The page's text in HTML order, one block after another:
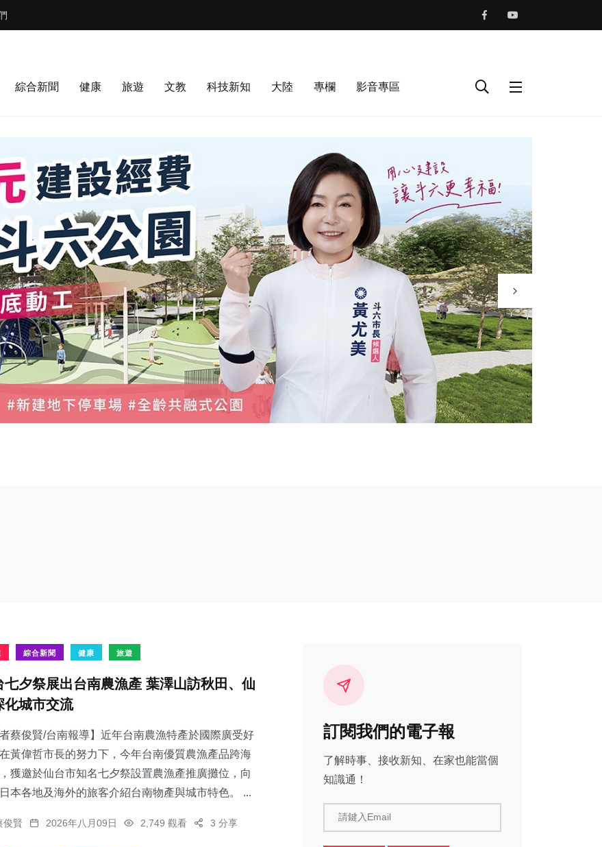
綜合新聞 健康 旅遊 文教 科技新知 大陸 專欄 影音專區
綜合新聞 健康 旅遊
七夕祭展出台南農漁產 葉澤山訪秋田、仙
化城市交流
者蔡俊賢/台南報導】近年台南農漁特產於國際廣受好
黃偉哲市長的努力下，今年台南優質農漁產品跨海
獲邀於仙台市知名七夕祭設置農漁產推廣攤位，向
本各地及海外的旅客介紹台南物產與城市特色。 ...
俊賢 2026年八月09日 2,749 觀看 3 分享
訂閱我們的電子報
了解時事、接收新知、在家也能當個
知識通！
請鍵入Email